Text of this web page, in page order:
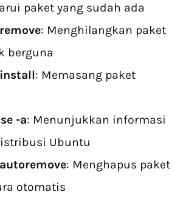
paket yang sudah ada
: Menghilangkan paket
berguna
: Memasang paket
-a: Menunjukkan informasi
Ubuntu
: Menghapus paket
otomatis